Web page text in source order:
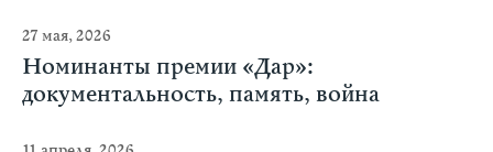
27 мая, 2026
Номинанты премии «Дар»:
документальность, память, война